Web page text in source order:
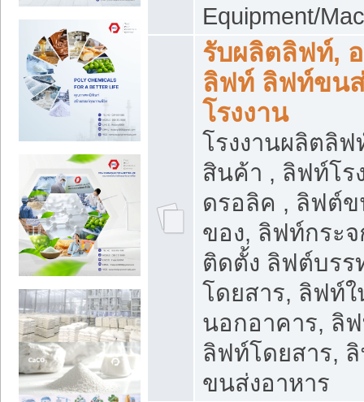
Equipment/
รับผลิตลิฟท์,
ลิฟท์ ลิฟท์ขน
โรงงาน
โรงงานผลิตลิ
สินค้า , ลิฟท์โร
ดรอลิค , ลิฟต์
ของ, ลิฟท์กระ
ติดตั้ง ลิฟต์บร
โดยสาร, ลิฟท์
นอกอาคาร, ลิ
ลิฟท์โดยสาร,
ขนส่งอาหาร